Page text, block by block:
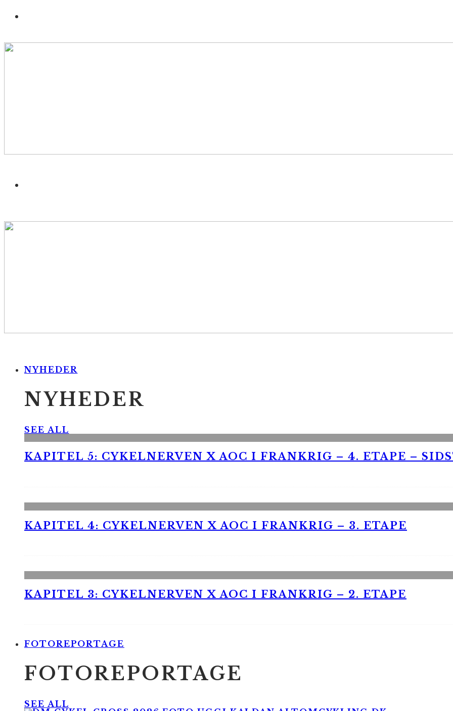
NYHEDER
NYHEDER
SEE ALL
KAPITEL 5: CYKELNERVEN X AOC I FRANKRIG – 4. ETAPE –
KAPITEL 4: CYKELNERVEN X AOC I FRANKRIG – 3. ETAPE
KAPITEL 3: CYKELNERVEN X AOC I FRANKRIG – 2. ETAPE
FOTOREPORTAGE
FOTOREPORTAGE
SEE ALL